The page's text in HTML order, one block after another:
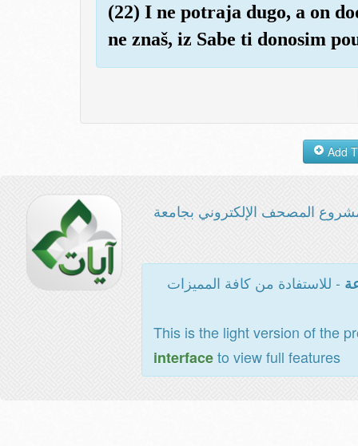
(22) I ne potraja dugo, a on
ne znaš, iz Sabe ti donosim
المصحف الإلكتروني بجامعة
- للاستفادة من كافة المميزات
This is the light version of the
interfaceto view full features